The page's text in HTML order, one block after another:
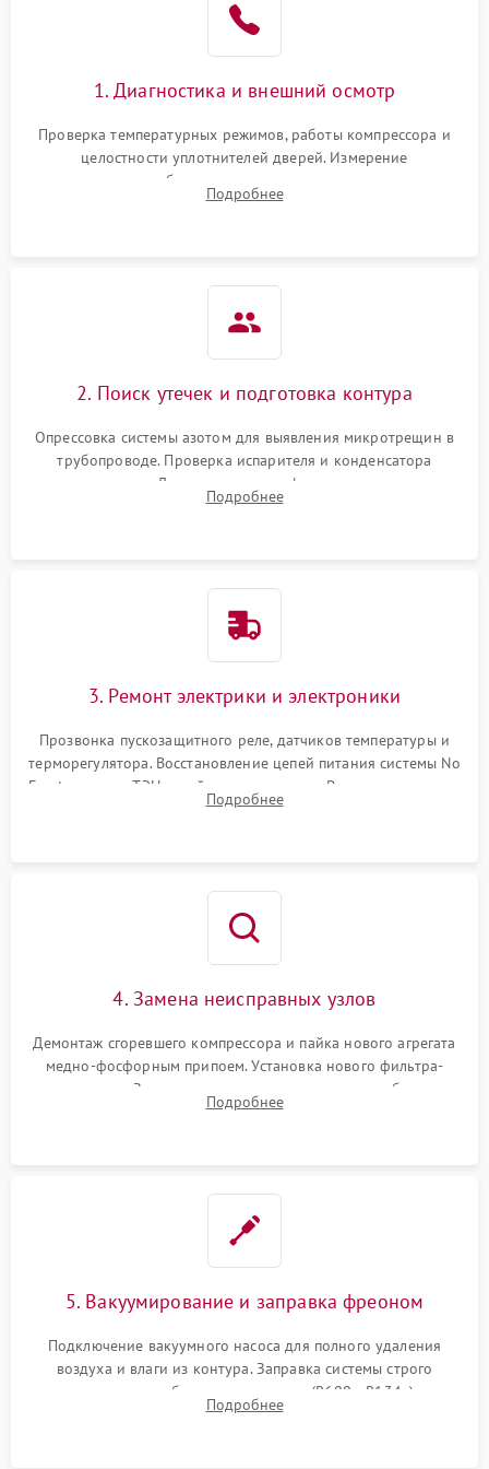
1. Диагностика и внешний осмотр
Проверка температурных режимов, работы компрессора и
целостности уплотнителей дверей. Измерение
сопротивления обмоток мотора, проверка термостата и
считывание кодов ошибок с электронного дисплея.
Подробнее
2. Поиск утечек и подготовка контура
Опрессовка системы азотом для выявления микротрещин в
трубопроводе. Проверка испарителя и конденсатора
течеискателем. Демонтаж старого фильтра-осушителя и
продувка капиллярной трубки для устранения засоров.
Подробнее
3. Ремонт электрики и электроники
Прозвонка пускозащитного реле, датчиков температуры и
терморегулятора. Восстановление цепей питания системы No
Frost, включая ТЭН оттайки и вентилятор. Ремонт или замена
платы управления при сбоях алгоритмов.
Подробнее
4. Замена неисправных узлов
Демонтаж сгоревшего компрессора и пайка нового агрегата
медно-фосфорным припоем. Установка нового фильтра-
осушителя. Замена изношенных вентиляторов обдува,
сломанных заслонок или поврежденных дверных петель.
Подробнее
5. Вакуумирование и заправка фреоном
Подключение вакуумного насоса для полного удаления
воздуха и влаги из контура. Заправка системы строго
дозированным объемом хладагента (R600a, R134a) по
электронным весам. Контроль рабочего давления в системе.
Подробнее